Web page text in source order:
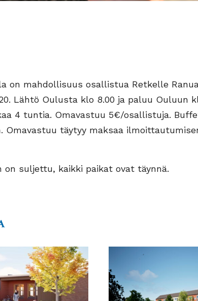
on mahdollisuus osallistua Retkelle
Lähtö Oulusta klo 8.00 ja paluu Ouluun
4 tuntia. Omavastuu 5€/osallistuja.
Omavastuu täytyy maksaa
suljettu, kaikki paikat ovat täynnä.